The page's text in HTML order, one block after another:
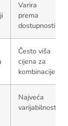
Varira
prema
dostupnosti
Često viša
cijena za
kombinacije
Najveća
varijabilnost